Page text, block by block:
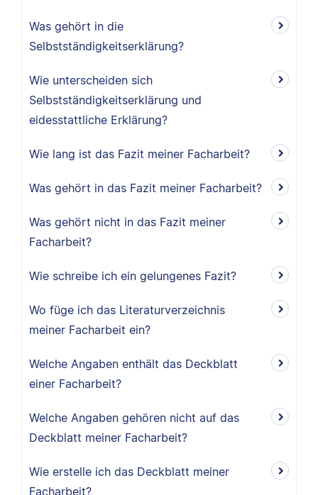
Was gehört in die
Selbstständigkeitserklärung?
Wie unterscheiden sich
Selbstständigkeitserklärung und
eidesstattliche Erklärung?
Wie lang ist das Fazit meiner Facharbeit?
Was gehört in das Fazit meiner Facharbeit?
Was gehört nicht in das Fazit meiner
Facharbeit?
Wie schreibe ich ein gelungenes Fazit?
Wo füge ich das Literaturverzeichnis
meiner Facharbeit ein?
Welche Angaben enthält das Deckblatt
einer Facharbeit?
Welche Angaben gehören nicht auf das
Deckblatt meiner Facharbeit?
Wie erstelle ich das Deckblatt meiner
Facharbeit?